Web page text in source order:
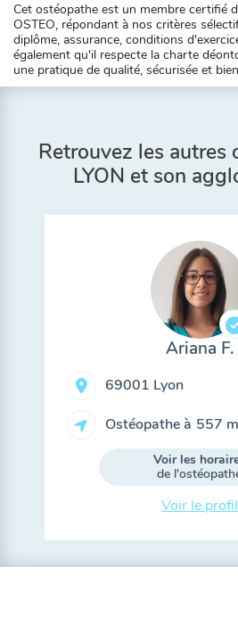
Cet ostéopathe est un membre certifié
OSTEO, répondant à nos critères
diplôme, assurance, conditions
également qu'il respecte la charte
une pratique de qualité, sécurisée et
Retrouvez les autres
LYON et son
Ariana F.
69001 Lyon
Ostéopathe à 557 m
Voir les
de
Voir le profil